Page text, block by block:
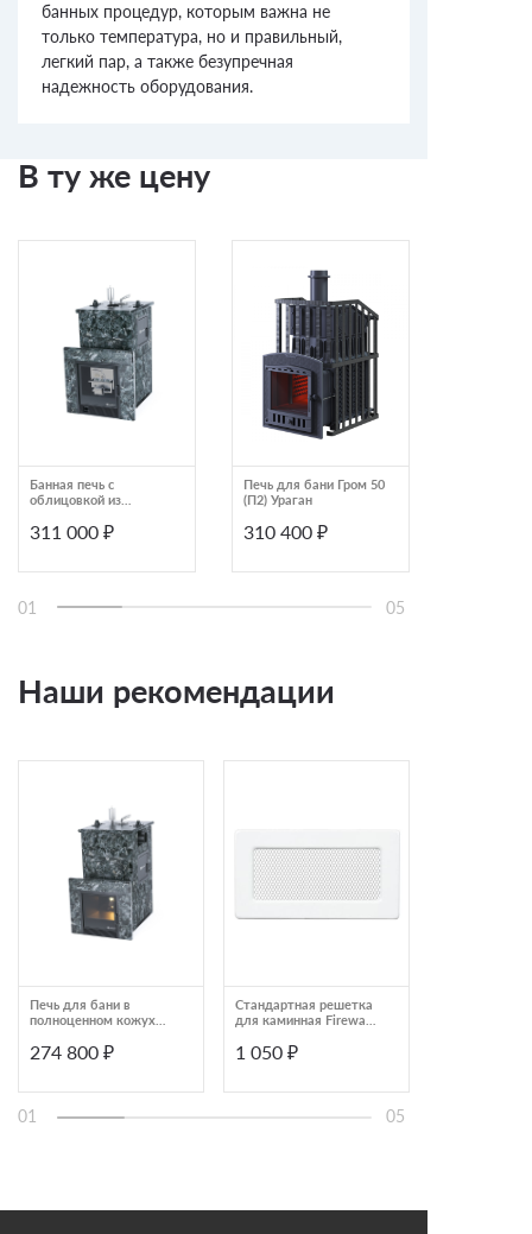
банных процедур, которым важна не
только температура, но и правильный,
легкий пар, а также безупречная
надежность оборудования.
В ту же цену
Банная печь с
облицовкой из
каменкой справа
311 000 ₽
Печь для бани Гром 50
(П2) Ураган
310 400 ₽
01 05
Наши рекомендации
Печь для бани в
полноценном кожухе
ИзиСтим Анапа М2
274 800 ₽
Стандартная решетка
для каминная Fireway
1 050 ₽
01 05